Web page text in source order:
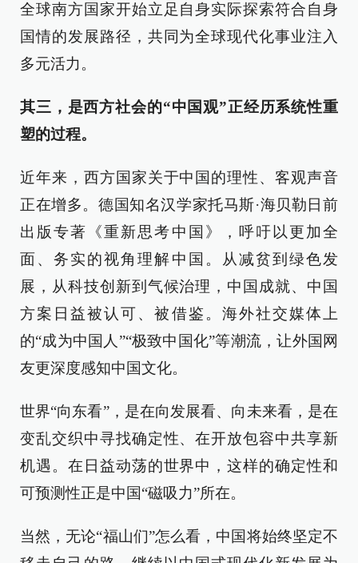
全球南方国家开始立足自身实际探索符合自身
国情的发展路径，共同为全球现代化事业注入
多元活力。
其三，是西方社会的“中国观”正经历系统性重
塑的过程。
近年来，西方国家关于中国的理性、客观声音
正在增多。德国知名汉学家托马斯·海贝勒日前
出版专著《重新思考中国》，呼吁以更加全
面、务实的视角理解中国。从减贫到绿色发
展，从科技创新到气候治理，中国成就、中国
方案日益被认可、被借鉴。海外社交媒体上
的“成为中国人”“极致中国化”等潮流，让外国网
友更深度感知中国文化。
世界“向东看”，是在向发展看、向未来看，是在
变乱交织中寻找确定性、在开放包容中共享新
机遇。在日益动荡的世界中，这样的确定性和
可预测性正是中国“磁吸力”所在。
当然，无论“福山们”怎么看，中国将始终坚定不